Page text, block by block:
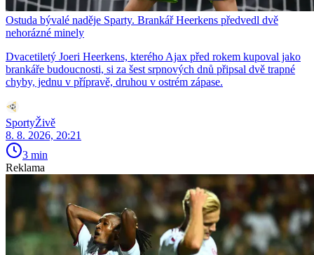
Ostuda bývalé naděje Sparty. Brankář Heerkens předvedl dvě
nehorázné minely
Dvacetiletý Joeri Heerkens, kterého Ajax před rokem kupoval jako
brankáře budoucnosti, si za šest srpnových dnů připsal dvě trapné
chyby, jednu v přípravě, druhou v ostrém zápase.
SportyŽivě
8. 8. 2026, 20:21
3 min
Reklama